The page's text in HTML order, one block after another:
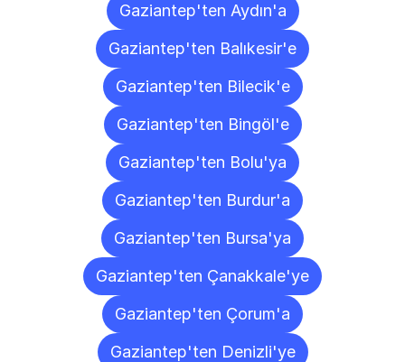
Gaziantep'ten Aydın'a
Gaziantep'ten Balıkesir'e
Gaziantep'ten Bilecik'e
Gaziantep'ten Bingöl'e
Gaziantep'ten Bolu'ya
Gaziantep'ten Burdur'a
Gaziantep'ten Bursa'ya
Gaziantep'ten Çanakkale'ye
Gaziantep'ten Çorum'a
Gaziantep'ten Denizli'ye